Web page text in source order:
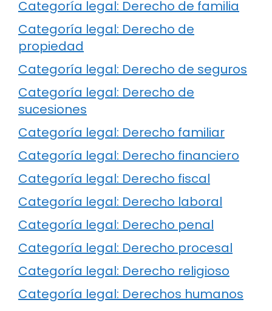
Categoría legal: Derecho de familia
Categoría legal: Derecho de
propiedad
Categoría legal: Derecho de seguros
Categoría legal: Derecho de
sucesiones
Categoría legal: Derecho familiar
Categoría legal: Derecho financiero
Categoría legal: Derecho fiscal
Categoría legal: Derecho laboral
Categoría legal: Derecho penal
Categoría legal: Derecho procesal
Categoría legal: Derecho religioso
Categoría legal: Derechos humanos